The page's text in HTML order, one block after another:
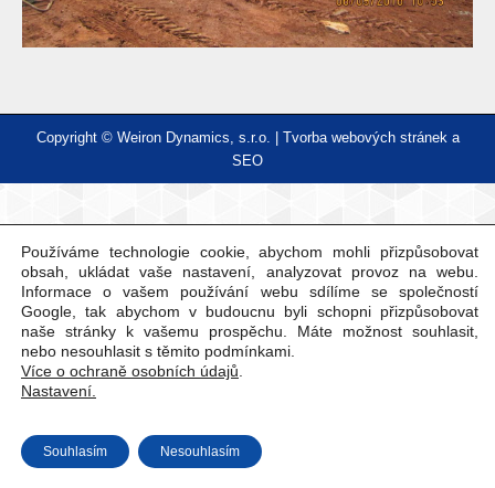
Copyright © Weiron Dynamics, s.r.o. | Tvorba webových stráneka
SEO
Používáme technologie cookie, abychom mohli přizpůsobovat
obsah, ukládat vaše nastavení, analyzovat provoz na webu.
Informace o vašem používání webu sdílíme se společností
Google, tak abychom v budoucnu byli schopni přizpůsobovat
naše stránky k vašemu prospěchu. Máte možnost souhlasit,
nebo nesouhlasit s těmito podmínkami.
Více o ochraně osobních údajů
Nastavení.
Souhlasím Nesouhlasím